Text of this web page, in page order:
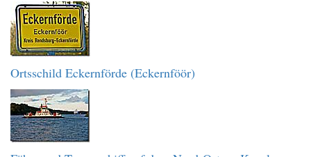
Ortsschild Eckernförde (Eckernföör)